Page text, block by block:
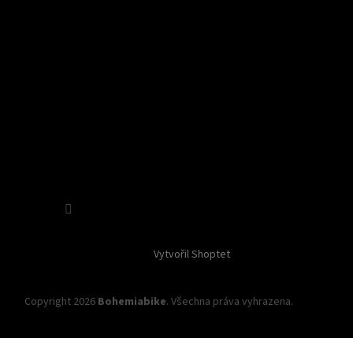
Vytvořil Shoptet
Copyright 2026 Bohemiabike. Všechna práva vyhrazena.